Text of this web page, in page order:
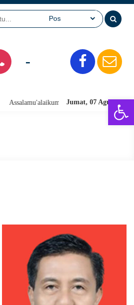
-
Jumat, 07 Agu 2026
warahmatullahi wabarakatuh. Selamat